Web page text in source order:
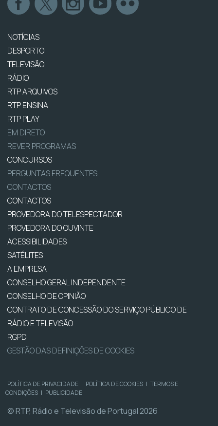
NOTÍCIAS
DESPORTO
TELEVISÃO
RÁDIO
RTP ARQUIVOS
RTP ENSINA
RTP PLAY
EM DIRETO
REVER PROGRAMAS
CONCURSOS
PERGUNTAS FREQUENTES
CONTACTOS
CONTACTOS
PROVEDORA DO TELESPECTADOR
PROVEDORA DO OUVINTE
ACESSIBILIDADES
SATÉLITES
A EMPRESA
CONSELHO GERAL INDEPENDENTE
CONSELHO DE OPINIÃO
CONTRATO DE CONCESSÃO DO SERVIÇO PÚBLICO DE
RÁDIO E TELEVISÃO
RGPD
GESTÃO DAS DEFINIÇÕES DE COOKIES
POLÍTICA DE PRIVACIDADE | POLÍTICA DE COOKIES | TERMOS E
CONDIÇÕES | PUBLICIDADE
© RTP, Rádio e Televisão de Portugal 2026